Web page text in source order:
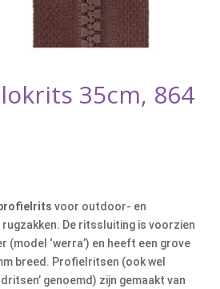
35cm, 864
voor outdoor- en
De ritssluiting is voorzien
(model ‘werra’) en heeft een grove
breed. Profielritsen (ook wel
genoemd) zijn gemaakt van